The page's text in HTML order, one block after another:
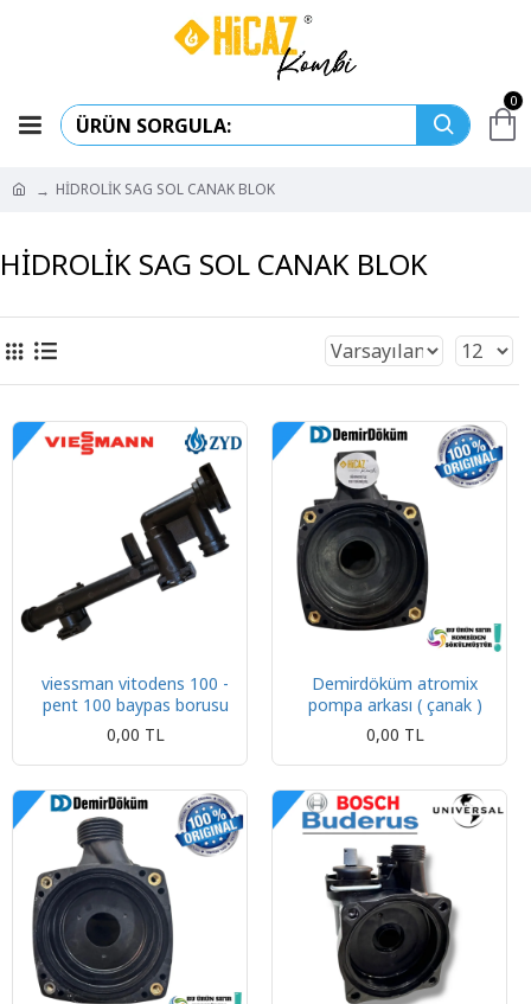
0
HİDROLİK SAG SOL CANAK BLOK
HİDROLİK SAG SOL CANAK BLOK
viessman vitodens 100 -
pent 100 baypas borusu
0,00 TL
Demirdöküm atromix
pompa arkası ( çanak )
0,00 TL